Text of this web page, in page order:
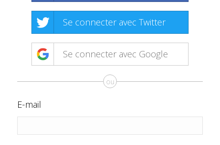
Se connecter avec Twitter
Se connecter avec Google
ou
E-mail